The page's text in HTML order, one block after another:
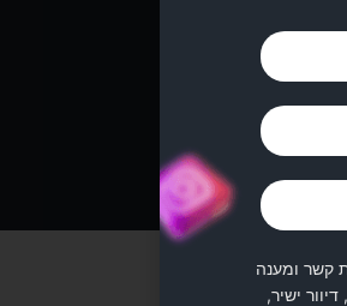
קשר ומענה
ישיר,